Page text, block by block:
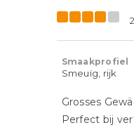
Smaakprofiel
Smeuïg, rijk
Grosses
Perfect bij